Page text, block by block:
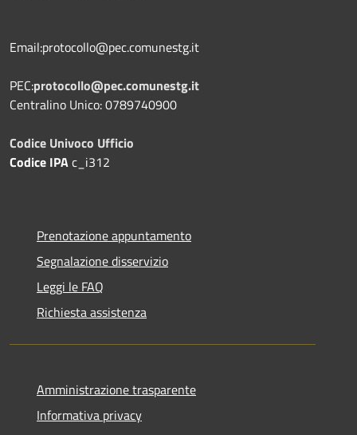
Email:protocollo@pec.comunestg.it
PEC:protocollo@pec.comunestg.it
Centralino Unico: 0789740900
Codice Univoco Ufficio
Codice IPAc_i312
Prenotazione appuntamento
Segnalazione disservizio
Leggi le FAQ
Richiesta assistenza
Amministrazione trasparente
Informativa privacy